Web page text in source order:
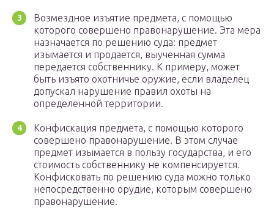
Возмездное изъятие предмета, с помощью
которого совершено правонарушение. Эта мера
назначается по решению суда: предмет
изымается и продается, выученная сумма
передается собственнику. К примеру, может
быть изъято охотничье оружие, если владелец
допускал нарушение правил охоты на
определенной территории.
Конфискация предмета, с помощью которого
совершено правонарушение. В этом случае
предмет изымается в пользу государства, и его
стоимость собственнику не компенсируется.
Конфисковать по решению суда можно только
непосредственно орудие, которым совершено
правонарушение.